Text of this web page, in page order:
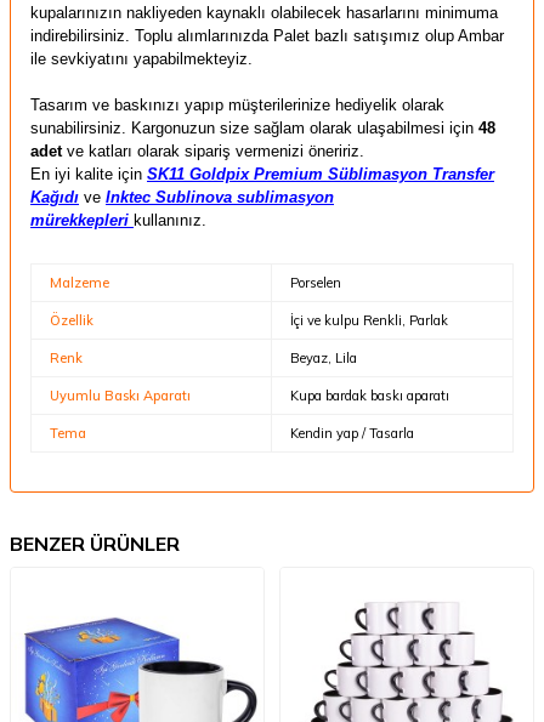
kupalarınızın nakliyeden kaynaklı olabilecek hasarlarını minimuma
indirebilirsiniz. Toplu alımlarınızda Palet bazlı satışımız olup Ambar
ile sevkiyatını yapabilmekteyiz.
Tasarım ve baskınızı yapıp müşterilerinize hediyelik olarak
sunabilirsiniz. Kargonuzun size sağlam olarak ulaşabilmesi için 48
adetve katları olarak sipariş vermenizi öneririz.
En iyi kalite için SK11 Goldpix Premium Süblimasyon Transfer
Kağıdı ve Inktec Sublinova sublimasyon
mürekkepleri kullanınız.
Malzeme Porselen
Özellik İçi ve kulpu Renkli, Parlak
Renk Beyaz, Lila
Uyumlu Baskı Aparatı Kupa bardak baskı aparatı
Tema Kendin yap / Tasarla
BENZER ÜRÜNLER